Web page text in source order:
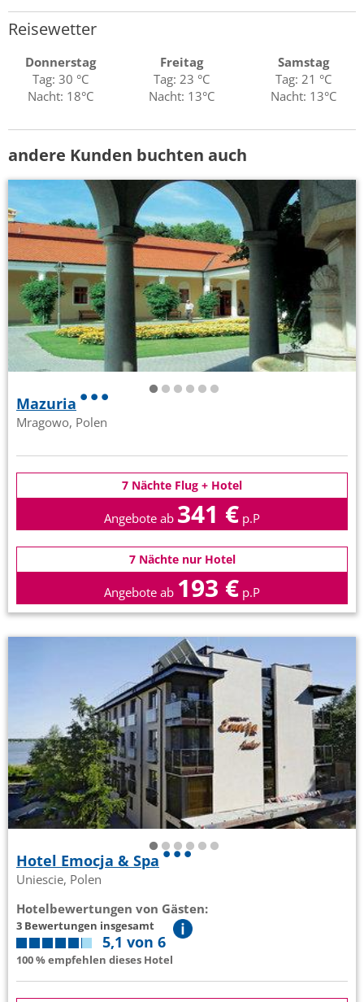
Reisewetter
Donnerstag
Tag: 30 °C
Nacht: 18°C
Freitag
Tag: 23 °C
Nacht: 13°C
Samstag
Tag: 21 °C
Nacht: 13°C
andere Kunden buchten auch
Mazuria
Mragowo, Polen
7 Nächte Flug + Hotel
Angebote ab 341 € p.P
7 Nächte nur Hotel
Angebote ab 193 € p.P
Hotel Emocja & Spa
Uniescie, Polen
Hotelbewertungen von Gästen:
3 Bewertungen insgesamt
5,1 von 6
100 % empfehlen dieses Hotel